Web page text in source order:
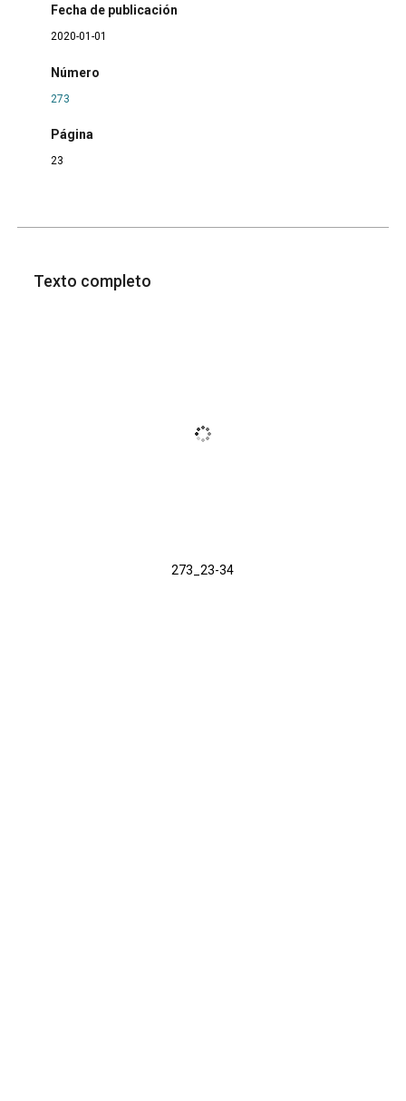
Fecha de publicación
2020-01-01
Número
273
Página
23
Texto completo
273_23-34